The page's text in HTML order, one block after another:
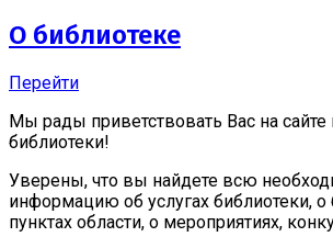
О библиотеке
Перейти
Мы рады приветствовать Вас на
библиотеки!
Уверены, что вы найдете всю
информацию об услугах библиотеки, о
пунктах области, о мероприятиях,